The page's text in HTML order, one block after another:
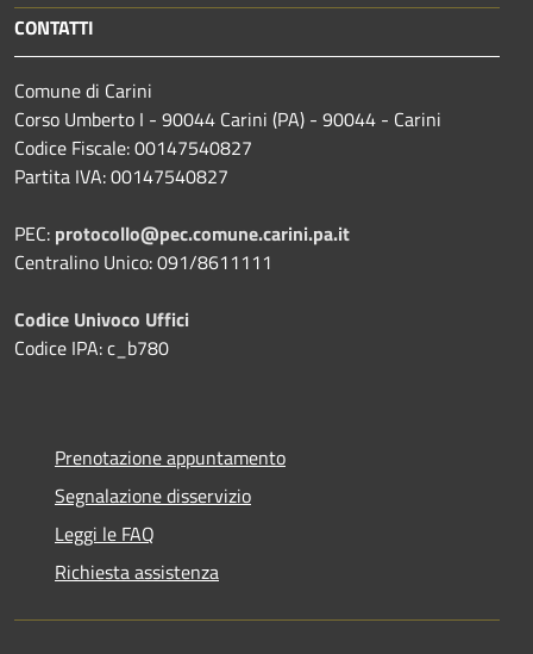
CONTATTI
Comune di Carini
Corso Umberto I - 90044 Carini (PA) - 90044 - Carini
Codice Fiscale: 00147540827
Partita IVA: 00147540827
PEC: protocollo@pec.comune.carini.pa.it
Centralino Unico: 091/8611111
Codice Univoco Uffici
Codice IPA: c_b780
Prenotazione appuntamento
Segnalazione disservizio
Leggi le FAQ
Richiesta assistenza